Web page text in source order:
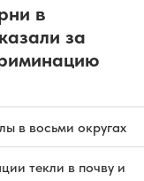
в
за
в восьми округах
текли в почву и